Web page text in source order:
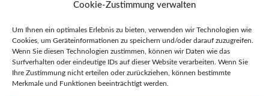
Cookie-Zustimmung verwalten
Um Ihnen ein optimales Erlebnis zu bieten, verwenden wir Technologien wie
Cookies, um Geräteinformationen zu speichern und/oder darauf zuzugreifen.
Wenn Sie diesen Technologien zustimmen, können wir Daten wie das
Surfverhalten oder eindeutige IDs auf dieser Website verarbeiten. Wenn Sie
Ihre Zustimmung nicht erteilen oder zurückziehen, können bestimmte
Merkmale und Funktionen beeinträchtigt werden.
Bidirektionale Wallboxen sind sowohl bei örtlichen
Online-Angebote sind häufig günstiger. Sie können unter
diesem Link bidirektionale Wallboxen kaufen.
Wieviel kostet die Installation? Wovon hängen
die Kosten ab?